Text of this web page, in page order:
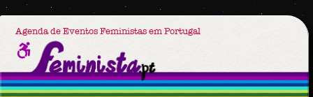
Agenda de Eventos Feministas em Portugal